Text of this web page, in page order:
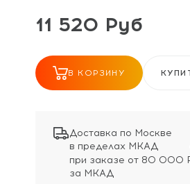
11 520 Руб
В КОРЗИНУ
Доставка по Москве
в пределах МКАД
при заказе от 80 000
за МКАД